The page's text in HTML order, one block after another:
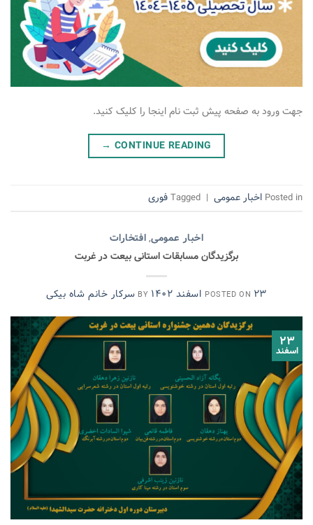
جهت ورود به صفحه پیش ثبت نام اینجا را کلیک کنید.
CONTINUE READING
→
Posted in اخبار عمومی |
Tagged فوری
اخبار عمومی, افتخارات
برگزیدگان مسابقات استانی بیعت در غربت
POSTED ON ۲۳ اسفند ۱۴۰۲ سرکار خانم شاه بیکی
۲۳
اسفند